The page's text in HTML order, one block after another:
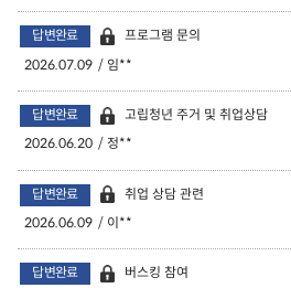
답변완료
프로그램 문의
2026.07.09
임**
답변완료
고립청년 주거 및 취업상담
2026.06.20
정**
답변완료
취업 상담 관련
2026.06.09
이**
답변완료
버스킹 참여